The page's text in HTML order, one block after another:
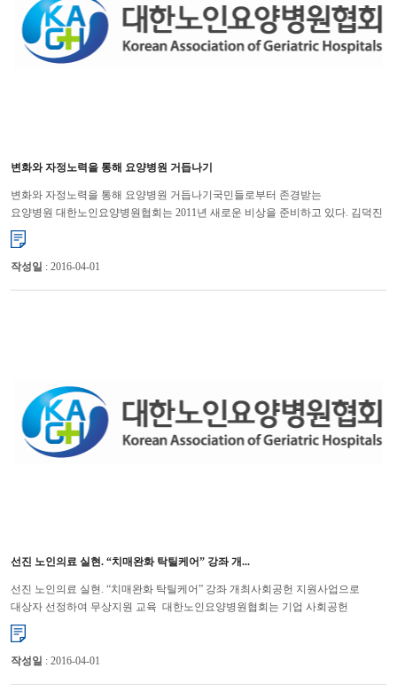
변화와 자정노력을 통해 요양병원 거듭나기
변화와 자정노력을 통해 요양병원 거듭나기국민들로부터 존경받는
요양병원 대한노인요양병원협회는 2011년 새로운 비상을 준비하고 있다. 김덕진
대한노인요양병원협회장은 지난 2010년 송년회에서 2011년 회...
작성일 : 2016-04-01
선진 노인의료 실현. “치매완화 탁틸케어” 강좌 개...
선진 노인의료 실현. “치매완화 탁틸케어” 강좌 개최사회공헌 지원사업으로
대상자 선정하여 무상지원 교육 대한노인요양병원협회는 기업 사회공헌
지원사업을 유치하여 이달 사무국 이전으로 마련한 30명의 그룹별...
작성일 : 2016-04-01